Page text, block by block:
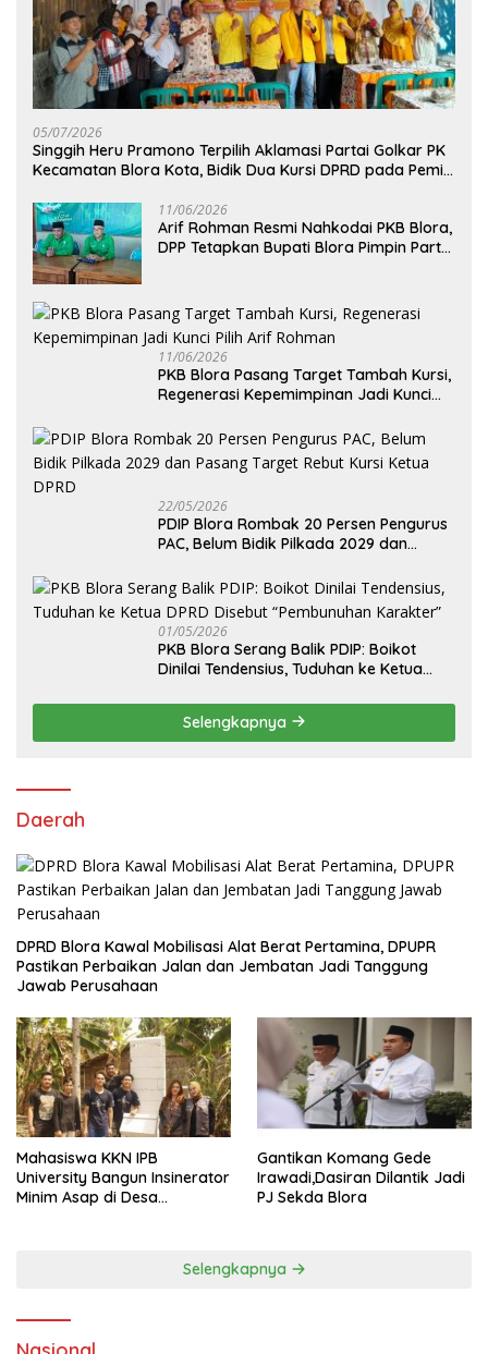
05/07/2026
Singgih Heru Pramono Terpilih Aklamasi Partai Golkar PK
Kecamatan Blora Kota, Bidik Dua Kursi DPRD pada Pemilu
11/06/2026
Arif Rohman Resmi Nahkodai PKB Blora,
DPP Tetapkan Bupati Blora Pimpin Partai
11/06/2026
PKB Blora Pasang Target Tambah Kursi,
Regenerasi Kepemimpinan Jadi Kunci
22/05/2026
PDIP Blora Rombak 20 Persen Pengurus
PAC, Belum Bidik Pilkada 2029 dan
01/05/2026
PKB Blora Serang Balik PDIP: Boikot
Dinilai Tendensius, Tuduhan ke Ketua
Selengkapnya
Daerah
DPRD Blora Kawal Mobilisasi Alat Berat Pertamina, DPUPR
Pastikan Perbaikan Jalan dan Jembatan Jadi Tanggung
Jawab Perusahaan
Mahasiswa KKN IPB
University Bangun Insinerator
Minim Asap di Desa
Gantikan Komang Gede
Irawadi,Dasiran Dilantik Jadi
PJ Sekda Blora
Selengkapnya